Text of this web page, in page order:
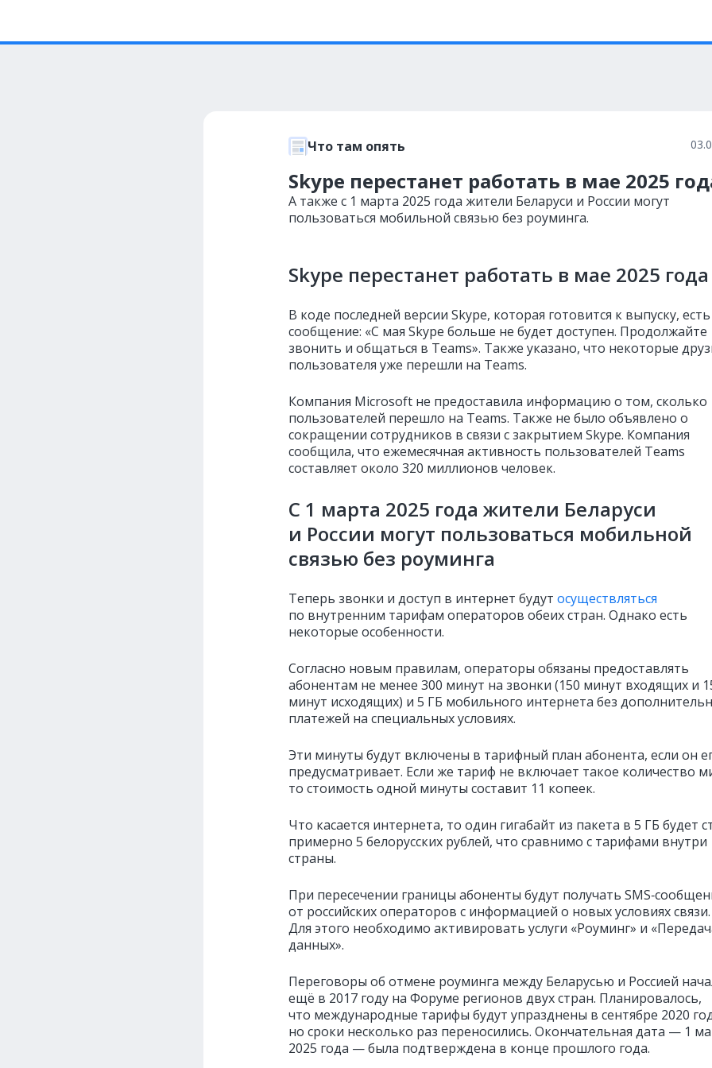
Что там опять
Skype перестанет работать в мае 2025
А также с 1 марта 2025 года жители Беларуси и России могут
пользоваться мобильной связью без роуминга.
Skype перестанет работать в мае 2025 года
В коде последней версии Skype, которая готовится к выпуску, есть
сообщение: «С мая Skype больше не будет доступен. Продолжайте
звонить и общаться в Teams». Также указано, что некоторые
пользователя уже перешли на Teams.
Компания Microsoft не предоставила информацию о том, сколько
пользователей перешло на Teams. Также не было объявлено о
сокращении сотрудников в связи с закрытием Skype. Компания
сообщила, что ежемесячная активность пользователей Teams
составляет около 320 миллионов человек.
С 1 марта 2025 года жители Беларуси
и России могут пользоваться мобильной
связью без роуминга
Теперь звонки и доступ в интернет будут осуществляться
по внутренним тарифам операторов обеих стран. Однако есть
некоторые особенности.
Согласно новым правилам, операторы обязаны предоставлять
абонентам не менее 300 минут на звонки (150 минут входящих и
минут исходящих) и 5 ГБ мобильного интернета без
платежей на специальных условиях.
Эти минуты будут включены в тарифный план абонента, если он
предусматривает. Если же тариф не включает такое количество
то стоимость одной минуты составит 11 копеек.
Что касается интернета, то один гигабайт из пакета в 5 ГБ будет
примерно 5 белорусских рублей, что сравнимо с тарифами внутри
страны.
При пересечении границы абоненты будут получать
от российских операторов с информацией о новых условиях связи.
Для этого необходимо активировать услуги «Роуминг» и
данных».
Переговоры об отмене роуминга между Беларусью и Россией
ещё в 2017 году на Форуме регионов двух стран. Планировалось,
что международные тарифы будут упразднены в сентябре 2020
но сроки несколько раз переносились. Окончательная дата — 1
2025 года — была подтверждена в конце прошлого года.